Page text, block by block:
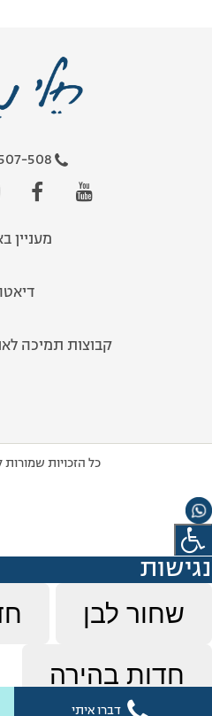
508
מעניין
קבוצות תמיכה
כל הזכויות שמורות
דברו איתי
נגישות
שחור לבן
חדות בהירה